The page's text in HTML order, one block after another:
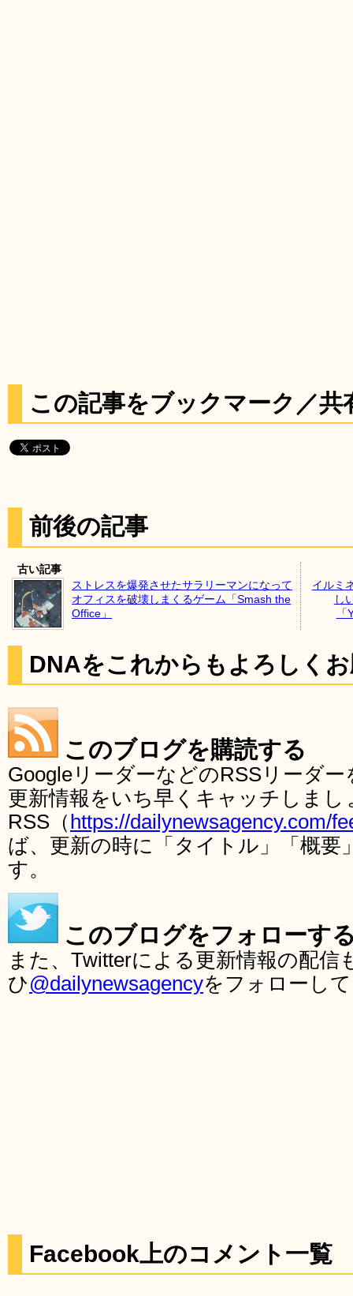
この記事をブックマーク／共
前後の記事
古い記事
ストレスを爆発させたサラリーマンになって
オフィスを破壊しまくるゲーム「Smash the
Office」
イルミ
し
DNAをこれからもよろしく
このブログを購読する
GoogleリーダーなどのRSSリーダ
更新情報をいち早くキャッチしま
RSS（ https://dailynewsagency.com/
ば、更新の時に「タイトル」「概要
す。
このブログをフォローす
また、Twitterによる更新情報の配
ひ@dailynewsagencyをフォローし
Facebook上のコメント一覧